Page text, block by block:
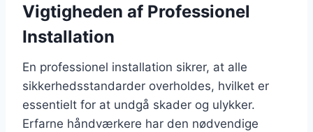
Vigtigheden af Professionel
Installation
En professionel installation sikrer, at alle
sikkerhedsstandarder overholdes, hvilket er
essentielt for at undgå skader og ulykker.
Erfarne håndværkere har den nødvendige